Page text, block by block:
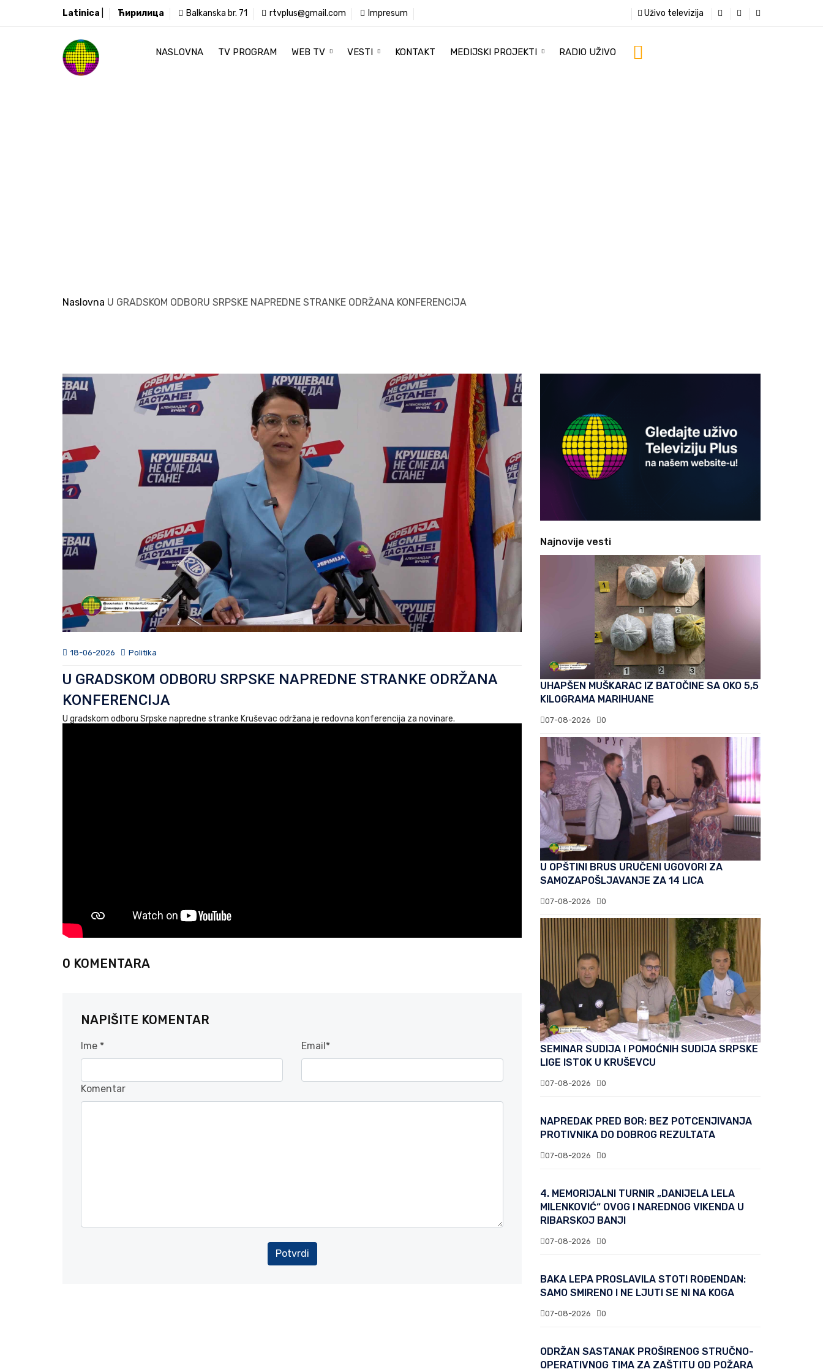
Latinica Ћирилица Balkanska br. 71 rtvplus@gmail.com Impresum Uživo televizija
NASLOVNA TV PROGRAM WEB TV VESTI KONTAKT MEDIJSKI PROJEKTI RADIO UŽIVO
Naslovna U GRADSKOM ODBORU SRPSKE NAPREDNE STRANKE ODRŽANA KONFERENCIJA
18-06-2026 Politika
U GRADSKOM ODBORU SRPSKE NAPREDNE STRANKE ODRŽANA
KONFERENCIJA
U gradskom odboru Srpske napredne stranke Kruševac održana je redovna konferencija za novinare.
0 KOMENTARA
NAPIŠITE KOMENTAR
Ime * Email*
Komentar
Potvrdi
Najnovije vesti
UHAPŠEN MUŠKARAC IZ BATOČINE SA OKO 5,5
KILOGRAMA MARIHUANE
07-08-2026 0
U OPŠTINI BRUS URUČENI UGOVORI ZA
SAMOZAPOŠLJAVANJE ZA 14 LICA
07-08-2026 0
SEMINAR SUDIJA I POMOĆNIH SUDIJA SRPSKE
LIGE ISTOK U KRUŠEVCU
07-08-2026 0
NAPREDAK PRED BOR: BEZ POTCENJIVANJA
PROTIVNIKA DO DOBROG REZULTATA
07-08-2026 0
4. MEMORIJALNI TURNIR „DANIJELA LELA
MILENKOVIĆ“ OVOG I NAREDNOG VIKENDA U
RIBARSKOJ BANJI
07-08-2026 0
BAKA LEPA PROSLAVILA STOTI ROĐENDAN:
SAMO SMIRENO I NE LJUTI SE NI NA KOGA
07-08-2026 0
ODRŽAN SASTANAK PROŠIRENOG STRUČNO-
OPERATIVNOG TIMA ZA ZAŠTITU OD POŽARA